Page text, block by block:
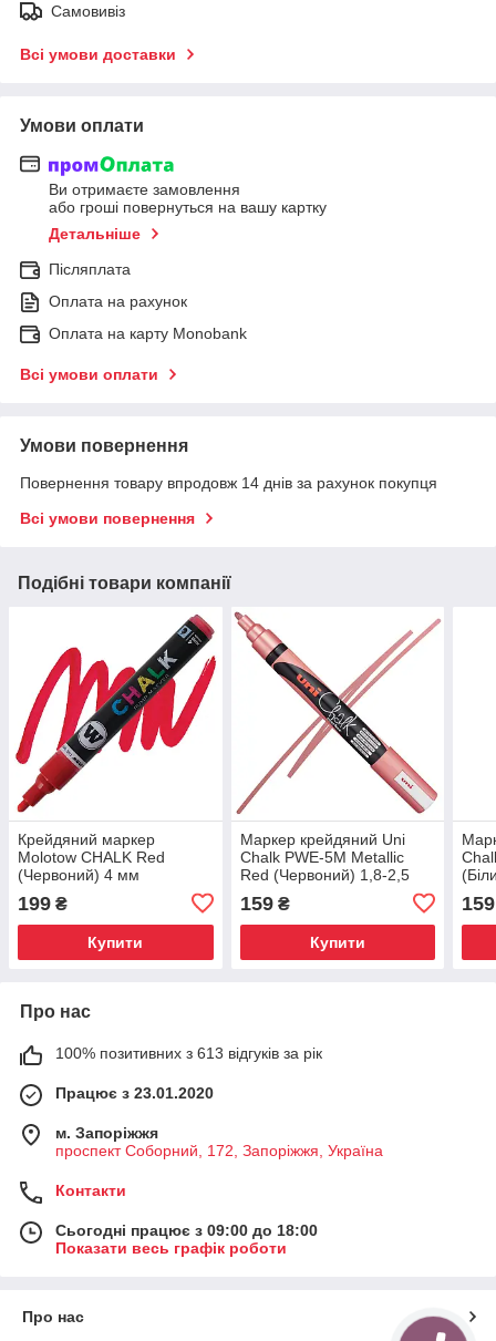
Самовивіз
Всі умови доставки
Умови оплати
Ви отримаєте замовлення
або гроші повернуться на вашу картку
Детальніше
Післяплата
Оплата на рахунок
Оплата на карту Monobank
Всі умови оплати
Умови повернення
Повернення товару впродовж 14 днів за рахунок покупця
Всі умови повернення
Подібні товари компанії
Крейдяний маркер
Molotow CHALK Red
(Червоний) 4 мм
199 ₴
Купити
Маркер крейдяний Uni
Chalk PWE-5M Metallic
Red (Червоний) 1,8-2,5
159₴
Купити
159
Про нас
100% позитивних з 613 відгуків за рік
Працює з 23.01.2020
м. Запоріжжя
проспект Соборний, 172, Запоріжжя, Україна
Контакти
Сьогодні працює з 09:00 до 18:00
Показати весь графік роботи
Про нас